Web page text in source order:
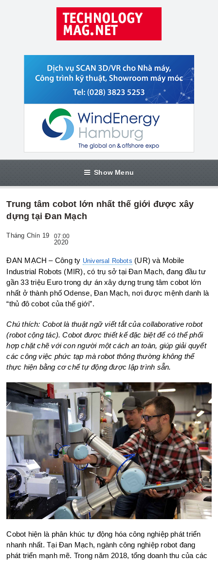
Show Menu
Trung tâm cobot lớn nhất thế giới được xây
dựng tại Đan Mạch
Tháng Chín 19 07:00
2020
ĐAN MẠCH – Công ty Universal Robots (UR) và Mobile
Industrial Robots (MIR), có trụ sở tại Đan Mạch, đang đầu tư
gần 33 triệu Euro trong dự án xây dựng trung tâm cobot lớn
nhất ở thành phố Odense, Đan Mạch, nơi được mệnh danh là
“thủ đô cobot của thế giới”.
Chú thích: Cobot là thuật ngữ viết tắt của collaborative robot
(robot cộng tác). Cobot được thiết kế đặc biệt để có thể phối
hợp chặt chẽ với con người một cách an toàn, giúp giải quyết
các công việc phức tạp mà robot thông thường không thể
thực hiện bằng cơ chế tự động được lập trình sẵn.
Cobot hiện là phân khúc tự động hóa công nghiệp phát triển
nhanh nhất. Tại Đan Mạch, ngành công nghiệp robot đang
phát triển mạnh mẽ. Trong năm 2018, tổng doanh thu của các